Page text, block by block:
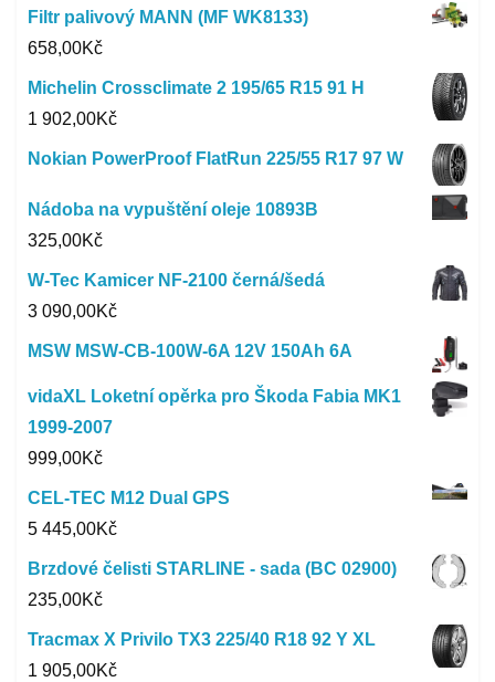
Filtr palivový MANN (MF WK8133)
658,00Kč
Michelin Crossclimate 2 195/65 R15 91 H
1 902,00Kč
Nokian PowerProof FlatRun 225/55 R17 97 W
Nádoba na vypuštění oleje 10893B
325,00Kč
W-Tec Kamicer NF-2100 černá/šedá
3 090,00Kč
MSW MSW-CB-100W-6A 12V 150Ah 6A
vidaXL Loketní opěrka pro Škoda Fabia MK1
1999-2007
999,00Kč
CEL-TEC M12 Dual GPS
5 445,00Kč
Brzdové čelisti STARLINE - sada (BC 02900)
235,00Kč
Tracmax X Privilo TX3 225/40 R18 92 Y XL
1 905,00Kč